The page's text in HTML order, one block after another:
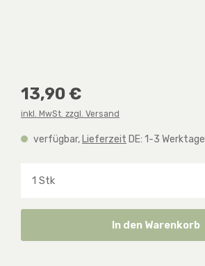
Regulärer Preis:
13,90 €
inkl. MwSt. zzgl. Versand
verfügbar, Lieferzeit DE: 1-3 Werktage
In den Warenkorb